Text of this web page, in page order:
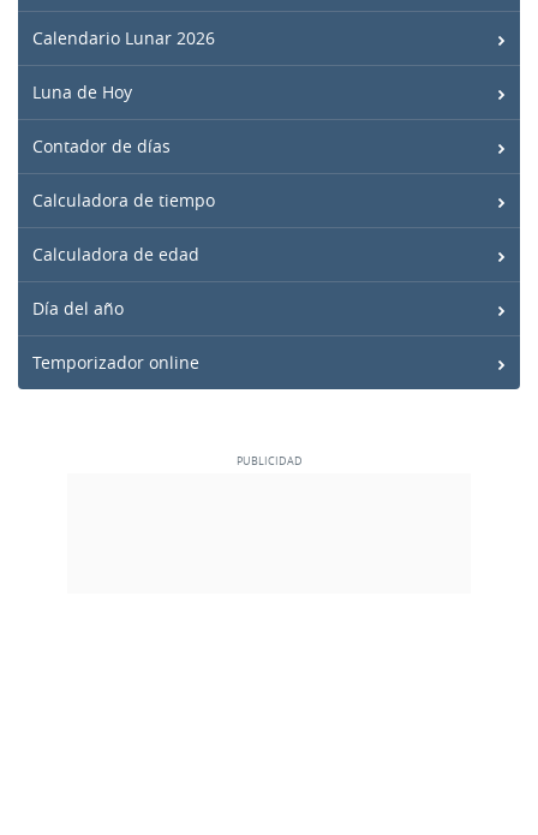
Calendario Lunar 2026
Luna de Hoy
Contador de días
Calculadora de tiempo
Calculadora de edad
Día del año
Temporizador online